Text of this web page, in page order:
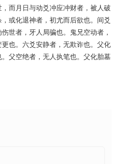
而月日与动爻冲应冲财者，被人破
或化退神者，初尤而后欲也。间爻
世者，牙人局骗也。鬼兄空动者，
也。六爻安静者，无欺诈也。父化
父空绝者，无人执笔也。父化胎墓